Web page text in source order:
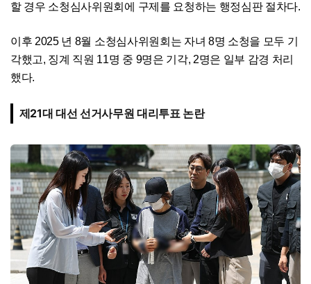
할 경우 소청심사위원회에 구제를 요청하는 행정심판 절차다.
이후 2025 년 8월 소청심사위원회는 자녀 8명 소청을 모두 기
각했고, 징계 직원 11명 중 9명은 기각, 2명은 일부 감경 처리
했다.
제21대 대선 선거사무원 대리투표 논란